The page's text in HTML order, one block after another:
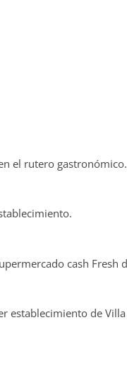
el rutero gastronómico.
cash Fresh
establecimiento de Villa